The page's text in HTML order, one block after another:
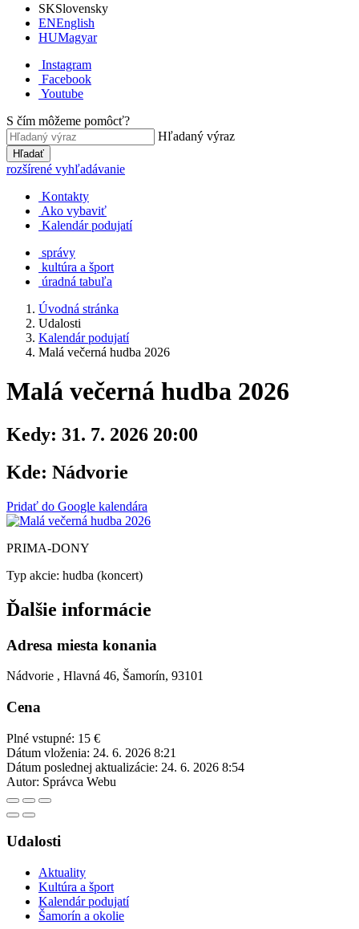
SKSlovensky
ENEnglish
HUMagyar
Instagram
Facebook
Youtube
S čím môžeme pomôcť?
Hľadaný výraz
Hľadať
rozšírené vyhľadávanie
Kontakty
Ako vybaviť
Kalendár podujatí
správy
kultúra a šport
úradná tabuľa
Úvodná stránka
Udalosti
Kalendár podujatí
Malá večerná hudba 2026
Malá večerná hudba 2026
Kedy: 31. 7. 2026 20:00
Kde: Nádvorie
Pridať do Google kalendára
PRIMA-DONY
Typ akcie: hudba (koncert)
Ďalšie informácie
Adresa miesta konania
Nádvorie , Hlavná 46, Šamorín, 93101
Cena
Plné vstupné: 15 €
Dátum vloženia: 24. 6. 2026 8:21
Dátum poslednej aktualizácie: 24. 6. 2026 8:54
Autor: Správca Webu
Udalosti
Aktuality
Kultúra a šport
Kalendár podujatí
Šamorín a okolie